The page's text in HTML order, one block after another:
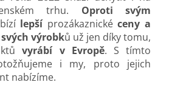
trhu. Oproti svým
lepšíprozákaznickéceny a
výrobků už jen díky tomu,
vyrábí v Evropě. S tímto
i my, proto jejich
nabízíme.